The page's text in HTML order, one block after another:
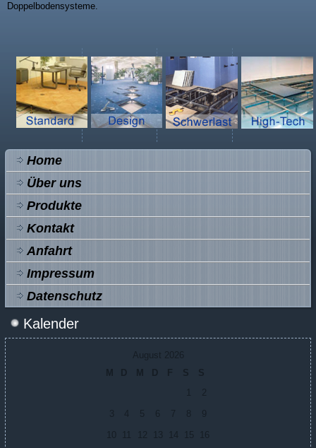
Doppelbodensysteme.
Home
Über uns
Produkte
Kontakt
Anfahrt
Impressum
Datenschutz
Kalender
August 2026
M
D M D F S
S
1
2
3
5 6 7 8
9
10
11 12 13 14 15 16